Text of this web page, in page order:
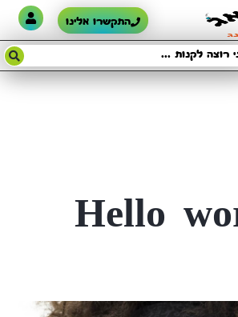
התקשרו אלינו
Hello